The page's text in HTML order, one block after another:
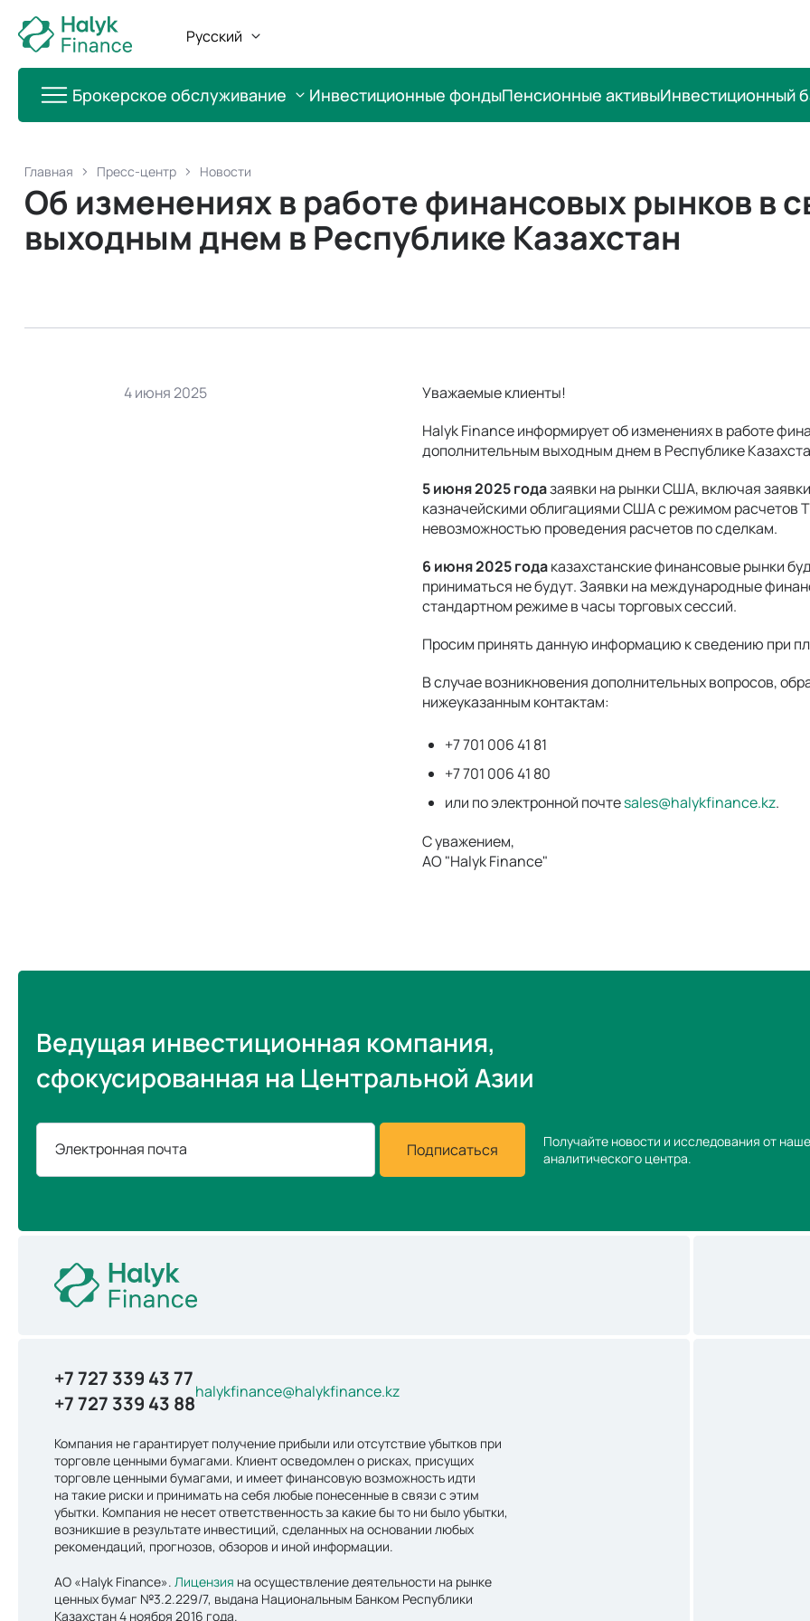
Русский
Брокерское обслуживание Инвестиционные фондыПенсионные активыИнвестиционный
Главная Пресс-центр Новости
Об изменениях в работе финансовых рынков в
выходным днем в Республике Казахстан
4 июня 2025
Уважаемые клиенты!
Halyk Finance информирует об изменениях в работе
дополнительным выходным днем в Республике
5 июня 2025 годазаявки на рынки США, включая
казначейскими облигациями США с режимом расчетов
невозможностью проведения расчетов по сделкам.
6 июня 2025 годаказахстанские финансовые рынки
приниматься не будут. Заявки на международные
стандартном режиме в часы торговых сессий.
Просим принять данную информацию к сведению при
В случае возникновения дополнительных вопросов,
нижеуказанным контактам:
+7 701 006 41 81
+7 701 006 41 80
или по электронной почтеsales@halykfinance.kz.
С уважением,
АО "Halyk Finance"
Ведущая инвестиционная компания,
сфокусированная на Центральной Азии
Электронная почта Подписаться
Получайте новости и исследования от
аналитического центра.
+7 727 339 43 77
+7 727 339 43 88halykfinance@halykfinance.kz
Компания не гарантирует получение прибыли или отсутствие убытков при
торговле ценными бумагами. Клиент осведомлен о рисках, присущих
торговле ценными бумагами, и имеет финансовую возможность идти
на такие риски и принимать на себя любые понесенные в связи с этим
убытки. Компания не несет ответственность за какие бы то ни было убытки,
возникшие в результате инвестиций, сделанных на основании любых
рекомендаций, прогнозов, обзоров и иной информации.
АО «Halyk Finance». Лицензия на осуществление деятельности на рынке
ценных бумаг №3.2.229/7, выдана Национальным Банком Республики
Казахстан 4 ноября 2016 года.